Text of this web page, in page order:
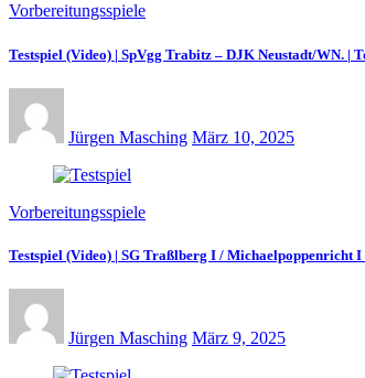
Vorbereitungsspiele
Testspiel (Video) | SpVgg Trabitz – DJK Neustadt/WN. |
Jürgen Masching März 10, 2025
Vorbereitungsspiele
Testspiel (Video) | SG Traßlberg I /
Jürgen Masching März 9, 2025